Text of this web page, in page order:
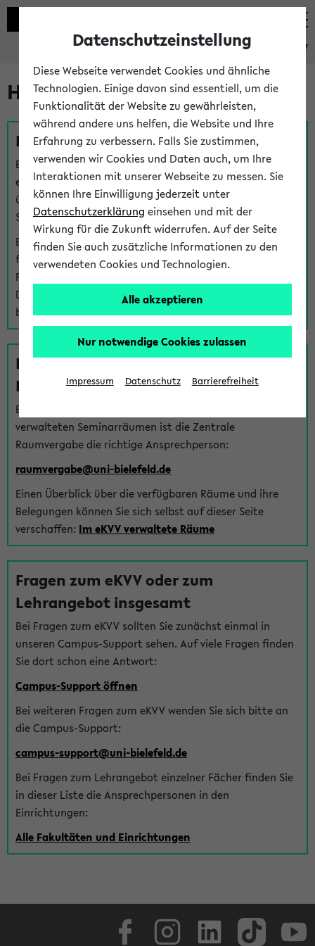
eKVV
Hilfe & Kontakt
Fragen zu einzelnen Veranstaltungen
Bei inhaltlichen und organisatorischen Fragen zu
einzelnen Veranstaltungen finden Sie Ansprechpersonen
über denFragen-Link bei jeder Veranstaltung. Der BIS
Support kann hier meist keine direkte Hilfe leisten.
Bei Veranstaltungen mit eKVV Teilnahmemanagement
finden Sie eine Auskunft über die Personen, die Ihre
Platzzuteilung im eKVV eingetragen haben, auf der
Detailseite zum Teilnahmemanagement der
betreffenden Veranstaltung.
Fragen zu im eKVV verwalteten
Räumen
Bei Fragen zur Vergabe von Hörsälen und vom eKVV
verwalteten Seminarräumen ist die Zentrale
Raumvergabe die richtige Ansprechperson:
raumvergabe@uni-bielefeld.de
Einen Überblick über die verfügbaren Räume und ihre
Belegungen können Sie sich selbst auf dieser Seite
verschaffen: Im eKVV verwaltete Räume
Fragen zum eKVV oder zum
Lehrangebot insgesamt
Bei Fragen zum eKVV sollten Sie zunächst einmal in
unseren Campus-Support sehen. Auf viele Fragen finden
Sie dort schon eine Antwort:
Campus-Support öffnen
Bei weiteren Fragen zum eKVV wenden Sie sich bitte an
die Campus-Support:
campus-support@uni-bielefeld.de
Bei Fragen zum Lehrangebot einzelner Fächer finden Sie
in dieser Liste die Ansprechpersonen in den
Einrichtungen:
Alle Fakultäten und Einrichtungen
Datenschutzeinstellung
Diese Webseite verwendet Cookies und ähnliche
Technologien. Einige davon sind essentiell, um die
Funktionalität der Website zu gewährleisten,
während andere uns helfen, die Website und Ihre
Erfahrung zu verbessern. Falls Sie zustimmen,
verwenden wir Cookies und Daten auch, um Ihre
Interaktionen mit unserer Webseite zu messen. Sie
können Ihre Einwilligung jederzeit unter
Datenschutzerklärung einsehen und mit der
Wirkung für die Zukunft widerrufen. Auf der Seite
finden Sie auch zusätzliche Informationen zu den
verwendeten Cookies und Technologien.
Alle akzeptieren
Nur notwendige Cookies zulassen
Impressum Datenschutz Barrierefreiheit